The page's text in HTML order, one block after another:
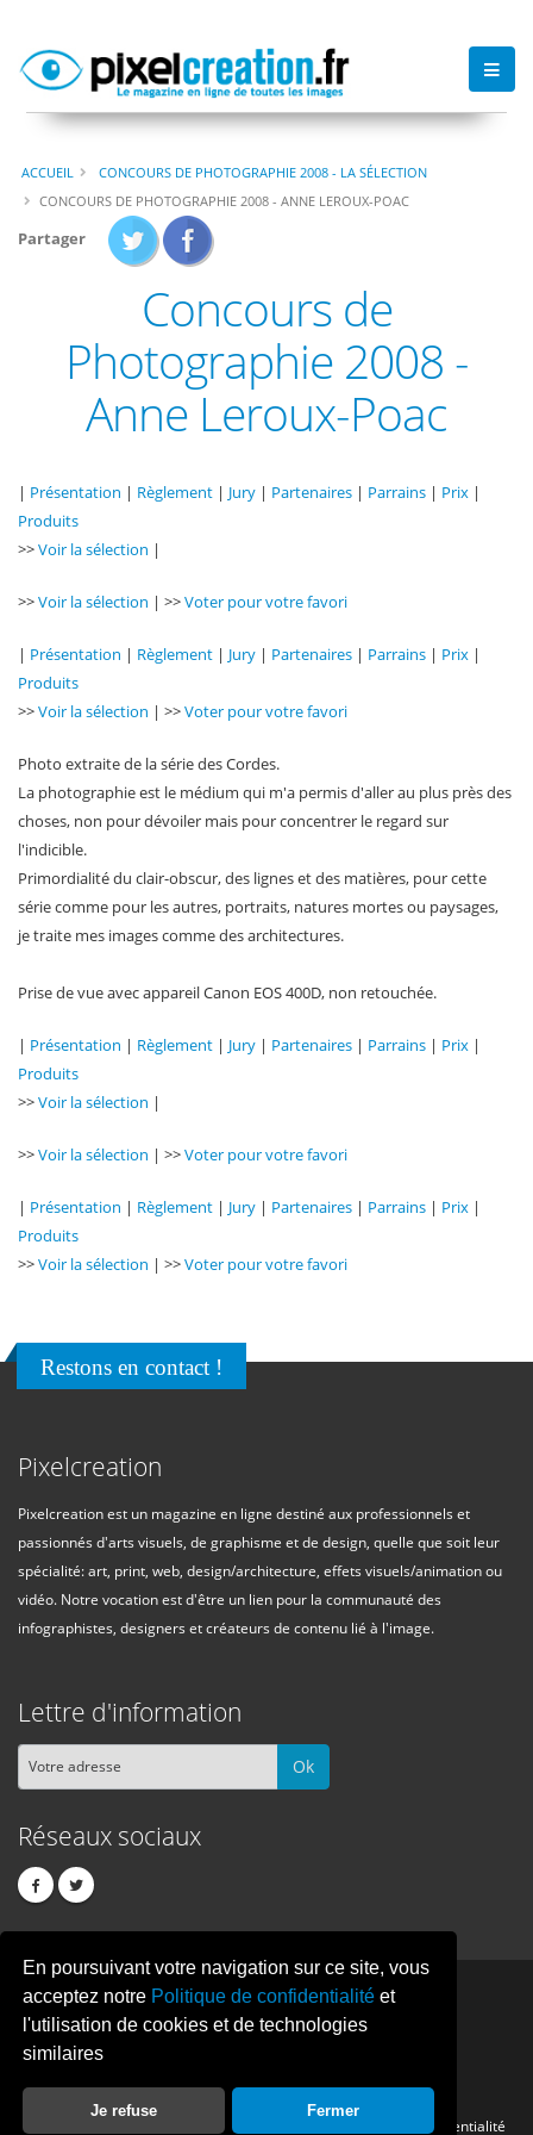
En poursuivant votre navigation sur ce site, vous
acceptez notre Politique de confidentialité et
l'utilisation de cookies et de technologies
similaires
Je refuse Fermer
ACCUEIL
CONCOURS DE PHOTOGRAPHIE 2008 - LA SÉLECTION
CONCOURS DE PHOTOGRAPHIE 2008 - ANNE LEROUX-POAC
Partager
Concours de
Photographie 2008 -
Anne Leroux-Poac
| Présentation | Règlement | Jury | Partenaires | Parrains | Prix |
Produits
>>Voir la sélection |
>>Voir la sélection | >>Voter pour votre favori
| Présentation | Règlement | Jury | Partenaires | Parrains | Prix |
Produits
>>Voir la sélection | >>Voter pour votre favori
Photo extraite de la série des Cordes.
La photographie est le médium qui m'a permis d'aller au plus près des
choses, non pour dévoiler mais pour concentrer le regard sur
l'indicible.
Primordialité du clair-obscur, des lignes et des matières, pour cette
série comme pour les autres, portraits, natures mortes ou paysages,
je traite mes images comme des architectures.
Prise de vue avec appareil Canon EOS 400D, non retouchée.
| Présentation | Règlement | Jury | Partenaires | Parrains | Prix |
Produits
>>Voir la sélection |
>>Voir la sélection | >>Voter pour votre favori
| Présentation | Règlement | Jury | Partenaires | Parrains | Prix |
Produits
>>Voir la sélection | >>Voter pour votre favori
Restons en contact !
Pixelcreation
Pixelcreation est un magazine en ligne destiné aux professionnels et
passionnés d'arts visuels, de graphisme et de design, quelle que soit leur
spécialité: art, print, web, design/architecture, effets visuels/animation ou
vidéo. Notre vocation est d'être un lien pour la communauté des
infographistes, designers et créateurs de contenu lié à l'image.
Lettre d'information
Ok
Réseaux sociaux
PIXELCREATION
Publicité Politique de confidentialité